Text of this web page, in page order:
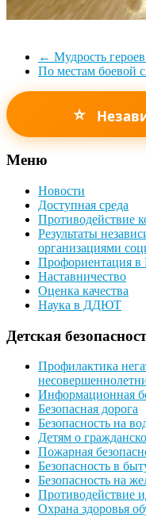
← Мудрость
По местам боевой
⭐
Меню
Новости
Доступная среда
Противодействие
Результаты
организациями
Профориентация в
Наставничество
Оценка качества
Наука в ДДЮТ
Детская
Профилактика
Информационная
Безопасная дорога
Безопасность на
Детям о
Пожарная
Безопасность в
Безопасность на
Противодействие
Охрана здоровья